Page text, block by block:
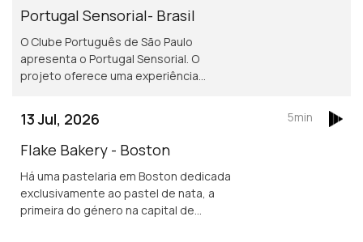
Portugal Sensorial- Brasil
O Clube Português de São Paulo
apresenta o Portugal Sensorial. O
projeto oferece uma experiência
e um show audiovisual tecnológico.
13 Jul, 2026
Flake Bakery - Boston
Há uma pastelaria em Boston dedicada
exclusivamente ao pastel de nata, a
primeira do género na capital de
5min